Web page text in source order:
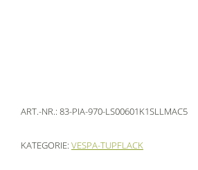
ART.-NR.: 83-PIA-970-LS00601K1SLLMAC5
KATEGORIE: VESPA-TUPFLACK